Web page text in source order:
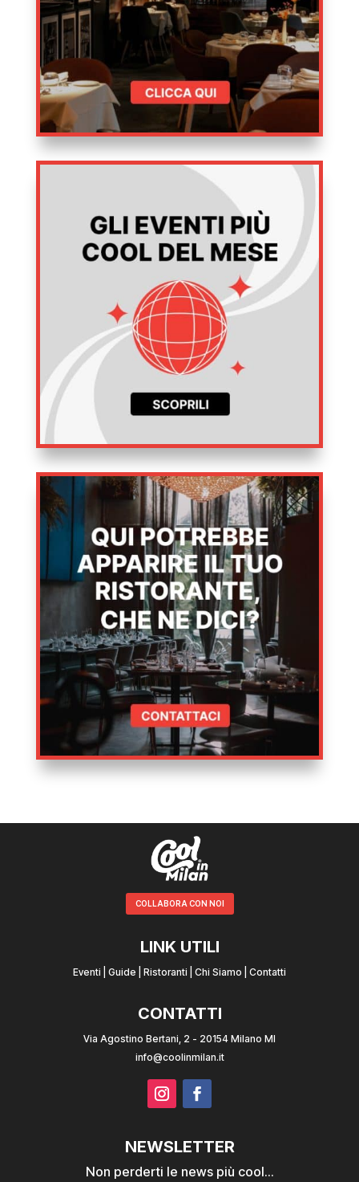
COLLABORA CON NOI
LINK UTILI
Eventi Guide Ristoranti Chi Siamo Contatti
CONTATTI
Via Agostino Bertani, 2 - 20154 Milano MI
info@coolinmilan.it
NEWSLETTER
Non perderti le news più cool...